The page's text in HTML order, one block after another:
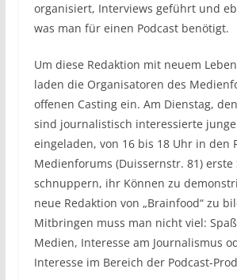
organisiert, Interviews geführt und
was man für einen Podcast benötigt.
Um diese Redaktion mit neuem
laden die Organisatoren des
offenen Casting ein. Am Dienstag,
sind journalistisch interessierte
eingeladen, von 16 bis 18 Uhr in den
Medienforums (Duissernstr. 81)
schnuppern, ihr Können zu
neue Redaktion von „Brainfood“ zu
Mitbringen muss man nicht viel:
Medien, Interesse am Journalismus
Interesse im Bereich der Podcast-